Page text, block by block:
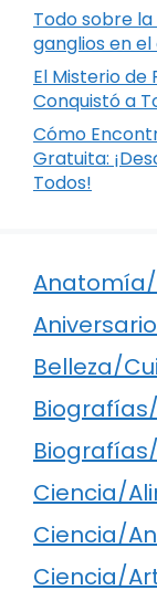
Todo sobre
ganglios en
El Misterio de
Conquistó a
Cómo
Gratuita:
Todos!
Belleza/
Ciencia/
Ciencia/
Ciencia/